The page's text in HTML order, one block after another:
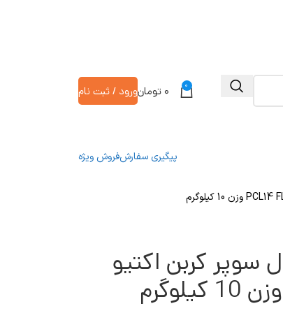
0 ۰تومانورود / ثبت نام
پیگیری سفارشفروش ویژه
کربن اکتیو